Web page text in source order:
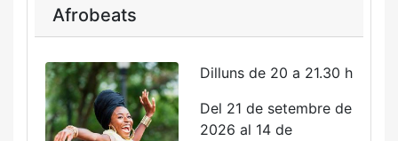
Afrobeats
Dilluns de 20 a 21.30 h
Del 21 de setembre de
2026 al 14 de